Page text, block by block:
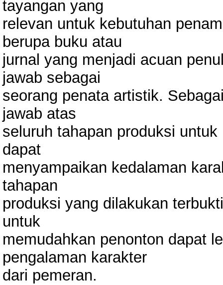
tayangan yang
relevan untuk kebutuhan
berupa buku atau
jurnal yang menjadi acuan
jawab sebagai
seorang penata artistik.
jawab atas
seluruh tahapan produksi
dapat
menyampaikan kedalaman
tahapan
produksi yang dilakukan
untuk
memudahkan penonton dapat
pengalaman karakter
dari pemeran.